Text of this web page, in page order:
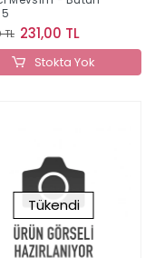
231,00 TL
Stokta Yok
Tükendi